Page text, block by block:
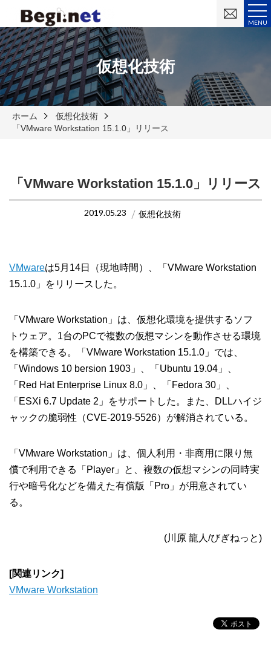
MENU
い
仮想化技術
ホーム
仮想化技術
「VMware Workstation 15.1.0」リリース
「VMware Workstation 15.1.0」リリース
2019.05.23 仮想化技術
VMwareは5月14日（現地時間）、「VMware Workstation
15.1.0」をリリースした。
「VMware Workstation」は、仮想化環境を提供するソフ
トウェア。1台のPCで複数の仮想マシンを動作させる環境
を構築できる。「VMware Workstation 15.1.0」では、
「Windows 10 bersion 1903」、「Ubuntu 19.04」、
「Red Hat Enterprise Linux 8.0」、「Fedora 30」、
「ESXi 6.7 Update 2」をサポートした。また、DLLハイジ
ャックの脆弱性（CVE-2019-5526）が解消されている。
「VMware Workstation」は、個人利用・非商用に限り無
償で利用できる「Player」と、複数の仮想マシンの同時実
行や暗号化などを備えた有償版「Pro」が用意されてい
る。
(川原 龍人/びぎねっと)
[関連リンク]
VMware Workstation